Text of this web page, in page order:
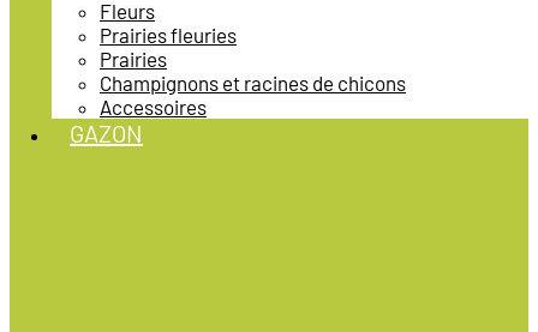
Fleurs
Prairies fleuries
Prairies
Champignons et racines de chicons
Accessoires
GAZON